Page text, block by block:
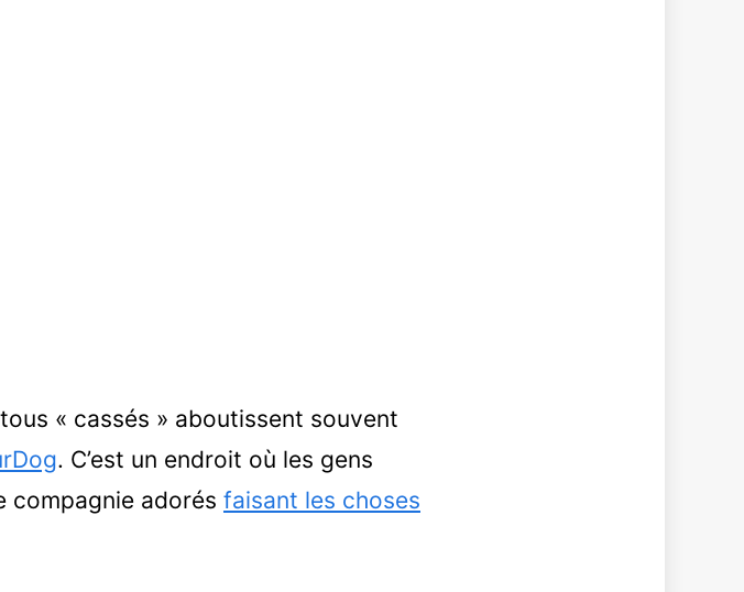
« cassés » aboutissent souvent
. C’est un endroit où les gens
compagnie adorés faisant les choses